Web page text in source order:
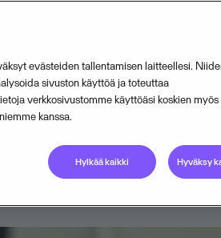
urheilulle
helpotetaan
arkea.
seurapaketti.
MIN READ
evästeiden tallentamisen laitteellesi.
sivuston käyttöä ja toteuttaa
verkkosivustomme käyttöäsi koskien myös
kanssa.
Hylkää kaikki Hyväksy